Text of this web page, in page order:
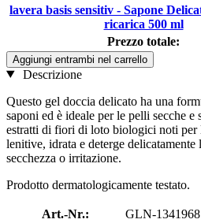
lavera basis sensitiv - Sapone
ricarica 500 ml
Prezzo totale:
Aggiungi entrambi nel carrello
Descrizione
Questo gel doccia delicato ha una
saponi ed è ideale per le pelli secche
estratti di fiori di loto biologici noti per
lenitive, idrata e deterge delicatamente
secchezza o irritazione.
Prodotto dermatologicamente testato.
Art.-Nr.:
GLN-1341968